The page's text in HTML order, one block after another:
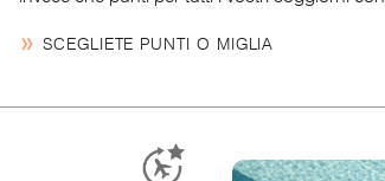
SCEGLIETE PUNTI O MIGLIA